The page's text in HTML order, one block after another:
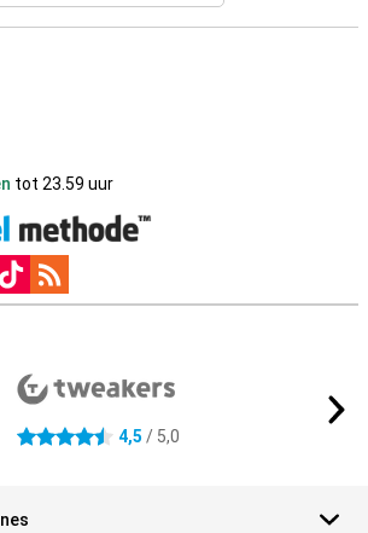
tot 23.59 uur
4.5 sterren 4,5 / 5,0